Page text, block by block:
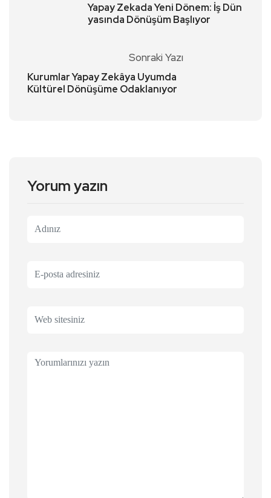
Yapay Zekada Yeni Dönem: İş Dün
yasında Dönüşüm Başlıyor
Sonraki Yazı
Kurumlar Yapay Zekâya Uyumda
Kültürel Dönüşüme Odaklanıyor
Yorum yazın